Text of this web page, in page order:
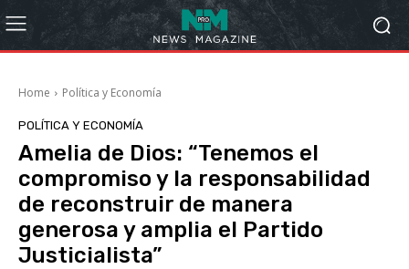
Home Política y Economía
POLÍTICA Y ECONOMÍA
Amelia de Dios: “Tenemos el
compromiso y la responsabilidad
de reconstruir de manera
generosa y amplia el Partido
Justicialista”